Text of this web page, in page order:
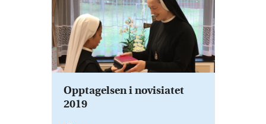
Opptagelsen i novisiatet
2019